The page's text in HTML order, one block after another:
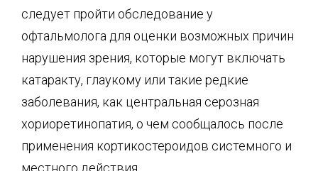
следует пройти обследование у
офтальмолога для оценки возможных причин
нарушения зрения, которые могут включать
катаракту, глаукому или такие редкие
заболевания, как центральная серозная
хориоретинопатия, о чем сообщалось после
применения кортикостероидов системного и
местного действия.